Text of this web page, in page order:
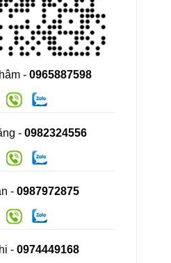
- 0965887598
- 0982324556
- 0987972875
- 0974449168